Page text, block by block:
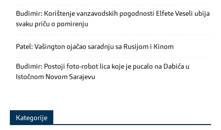
Budimir: Korištenje vanzavodskih pogodnosti Elfete Veseli ubija
svaku priču o pomirenju
Patel: Vašington ojačao saradnju sa Rusijom i Kinom
Budimir: Postoji foto-robot lica koje je pucalo na Dabića u
Istočnom Novom Sarajevu
Kategorije